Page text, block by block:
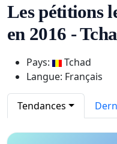
Les pétitions
en 2016 -
Pays:
Tchad
Langue: Français
Tendances